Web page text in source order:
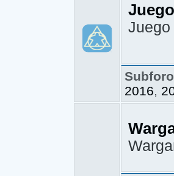
2016,